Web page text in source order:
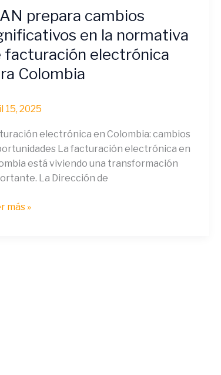
prepara cambios
en la normativa
facturación electrónica
Colombia
15, 2025
electrónica en Colombia: cambios
La facturación electrónica en
está viviendo una transformación
La Dirección de
más »